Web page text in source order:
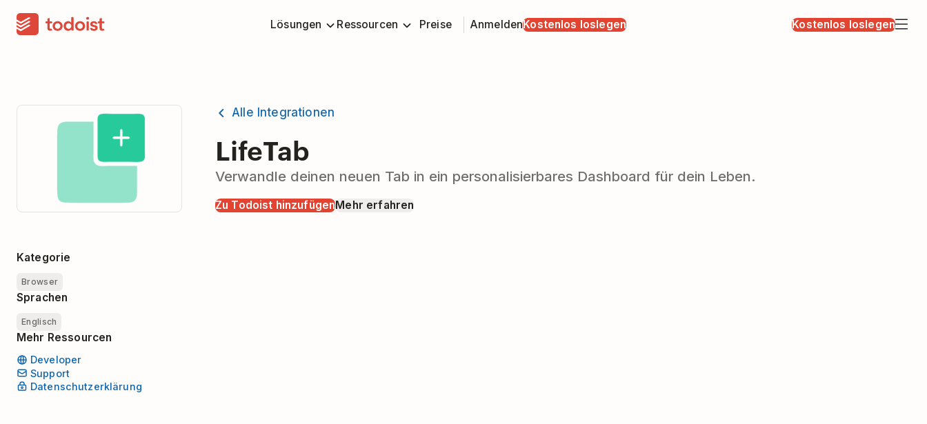
Lösungen Ressourcen Preise AnmeldenKostenlos loslegen Kostenlos loslegen
Alle Integrationen
LifeTab
Verwandle deinen neuen Tab in ein personalisierbares Dashboard für dein Leben.
Zu Todoist hinzufügenMehr erfahren
Kategorie
Browser
Sprachen
Englisch
Mehr Ressourcen
Developer
Support
Datenschutzerklärung